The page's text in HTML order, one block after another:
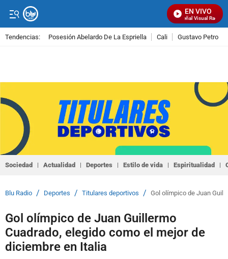
EN VIVO
Señal Visual Radio
Tendencias: Posesión Abelardo De La Espriella Cali Gustavo Petro
Sociedad Actualidad Deportes Estilo de vida Espiritualidad
Blu Radio / Deportes / Titulares deportivos / Gol olímpico de Juan
Gol olímpico de Juan Guillermo
Cuadrado, elegido como el mejor de
diciembre en Italia